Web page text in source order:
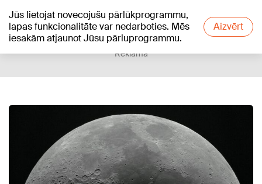
Jūs lietojat novecojušu pārlūkprogrammu,
lapas funkcionalitāte var nedarboties. Mēs
iesakām atjaunot Jūsu pārluprogrammu.
Aizvērt
+20°C
Reklāma